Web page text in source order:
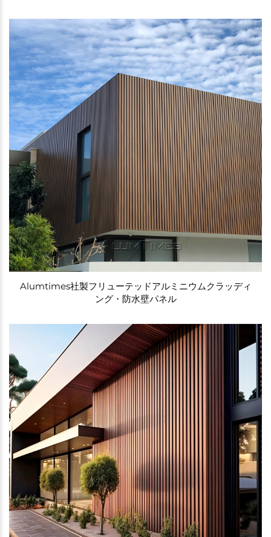
Alumtimes社製フリューテッドアルミニウムクラッディ
ング・防水壁パネル